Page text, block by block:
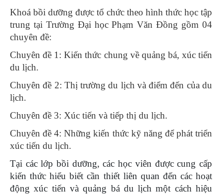
Khoá bồi dưỡng được tổ chức theo hình thức học tập
trung tại Trường Đại học Phạm Văn Đồng gồm 04
chuyên đề:
Chuyên đề 1: Kiến thức chung về quảng bá, xúc tiến
du lịch.
Chuyên đề 2: Thị trường du lịch và điểm đến của du
lịch.
Chuyên đề 3: Xúc tiến và tiếp thị du lịch.
Chuyên đề 4: Những kiến thức kỹ năng để phát triển
xúc tiến du lịch.
Tại các lớp bồi dưỡng, các học viên được cung cấp
kiến thức hiểu biết cần thiết liên quan đến các hoạt
động xúc tiến và quảng bá du lịch một cách hiệu